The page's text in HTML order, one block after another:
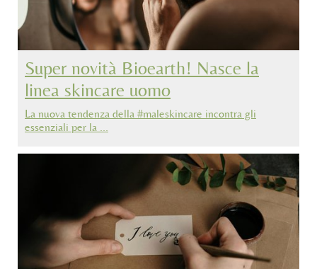
Super novità Bioearth! Nasce la
linea skincare uomo
La nuova tendenza della #maleskincare incontra gli
essenziali per la …